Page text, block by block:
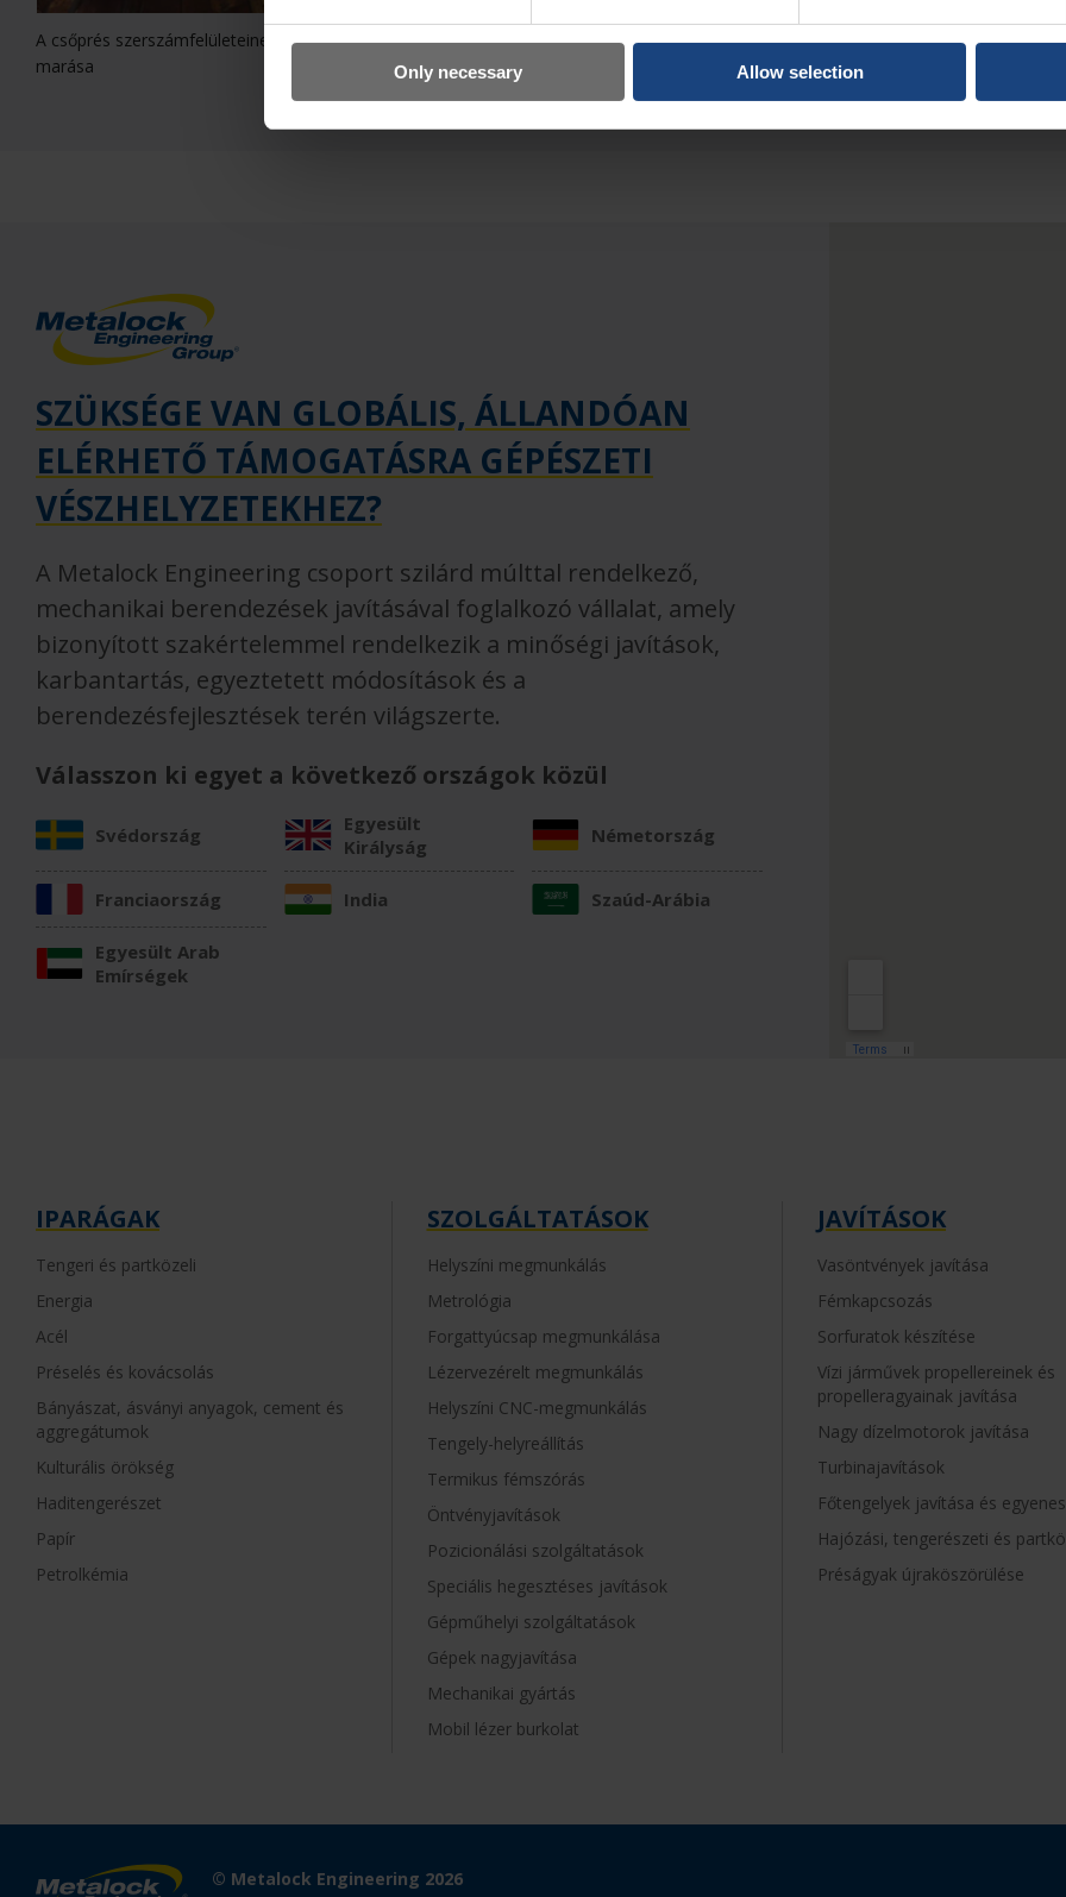
Only necessary Allow selection
A csőprés szerszámfelületeinek
marása
Melegkovácsprés présszán felújítása Melegkovácsprés üllőjének gyártása
SZÜKSÉGE VAN GLOBÁLIS, ÁLLANDÓAN
ELÉRHETŐ TÁMOGATÁSRA GÉPÉSZETI
VÉSZHELYZETEKHEZ?
A Metalock Engineering csoport szilárd múlttal rendelkező,
mechanikai berendezések javításával foglalkozó vállalat, amely
bizonyított szakértelemmel rendelkezik a minőségi javítások,
karbantartás, egyeztetett módosítások és a
berendezésfejlesztések terén világszerte.
Válasszon ki egyet a következő országok közül
Svédország
Egyesült
Királyság
Németország
Franciaország India Szaúd-Arábia
Egyesült Arab
Emírségek
IPARÁGAK
Tengeri és partközeli
Energia
Acél
Préselés és kovácsolás
Bányászat, ásványi anyagok, cement és
aggregátumok
Kulturális örökség
Haditengerészet
Papír
Petrolkémia
SZOLGÁLTATÁSOK
Helyszíni megmunkálás
Metrológia
Forgattyúcsap megmunkálása
Lézervezérelt megmunkálás
Helyszíni CNC-megmunkálás
Tengely-helyreállítás
Termikus fémszórás
Öntvényjavítások
Pozicionálási szolgáltatások
Speciális hegesztéses javítások
Gépműhelyi szolgáltatások
Gépek nagyjavítása
Mechanikai gyártás
Mobil lézer burkolat
JAVÍTÁSOK
Vasöntvények javítása
Fémkapcsozás
Sorfuratok készítése
Vízi járművek propellereinek és
propelleragyainak javítása
Nagy dízelmotorok javítása
Turbinajavítások
Főtengelyek javítása és
Hajózási, tengerészeti és
Préságyak újraköszörülése
© Metalock Engineering 2026